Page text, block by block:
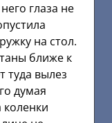
глаза не
на стол.
ближе к
туда вылез
думая
коленки